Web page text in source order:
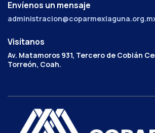
Envíenos un mensaje
Visítanos
Av. Matamoros 931, Tercero de Cobián
Torreón, Coah.